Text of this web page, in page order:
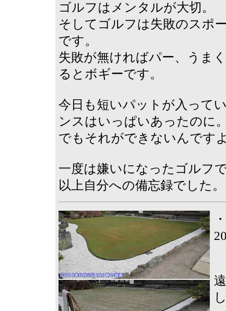
ゴルフはメンタルが大切。
そしてゴルフは失敗のスポ
です。
失敗が無ければパー、うま
るとボギーです。
今日も短いパットが入って
ンスはいっぱいあったのに
でもそれができないんです
一度は嫌いになったゴルフ
以上自分への備忘録でした。